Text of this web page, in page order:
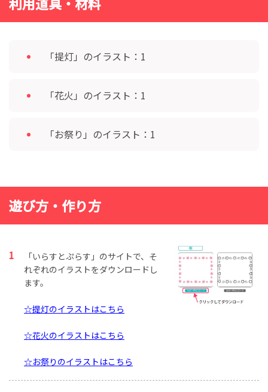
「提灯」のイラスト：1
「花火」のイラスト：1
「お祭り」のイラスト：1
遊び方・作り方
「いらすとぷらす」のサイトで、そ
れぞれのイラストをダウンロードし
ます。
☆提灯のイラストはこちら
☆花火のイラストはこちら
☆お祭りのイラストはこちら